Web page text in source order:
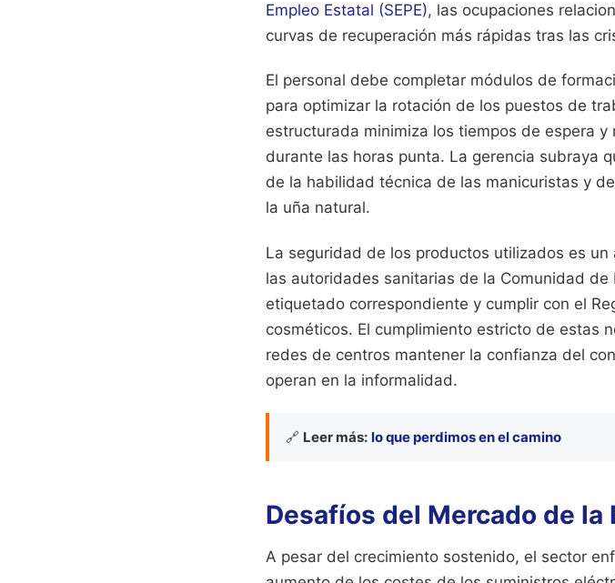
Empleo Estatal (SEPE), las ocupaciones
curvas de recuperación más rápidas tras las
El personal debe completar módulos de
para optimizar la rotación de los puestos de
estructurada minimiza los tiempos de espera
durante las horas punta. La gerencia subraya
de la habilidad técnica de las manicuristas y
la uña natural.
La seguridad de los productos utilizados es
las autoridades sanitarias de la Comunidad
etiquetado correspondiente y cumplir con el
cosméticos. El cumplimiento estricto de estas
redes de centros mantener la confianza del
operan en la informalidad.
🔗 Leer más: lo que perdimos en el camino
Desafíos del Mercado de la
A pesar del crecimiento sostenido, el sector